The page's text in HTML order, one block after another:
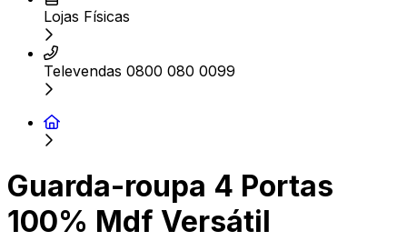
Lojas Físicas
Televendas 0800 080 0099
Guarda-roupa 4 Portas
100% Mdf Versátil